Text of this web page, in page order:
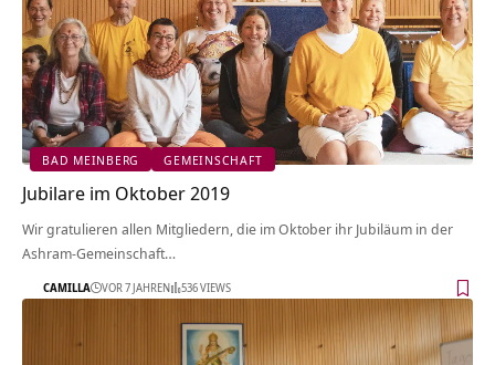
BAD MEINBERG GEMEINSCHAFT
Jubilare im Oktober 2019
Wir gratulieren allen Mitgliedern, die im Oktober ihr Jubiläum in der
Ashram-Gemeinschaft…
CAMILLA VOR 7 JAHREN 536 VIEWS